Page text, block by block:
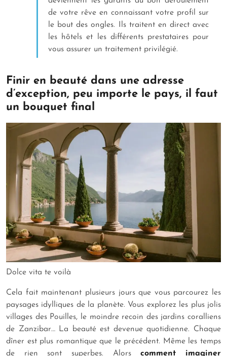
de votre rêve en connaissant votre profil sur
le bout des ongles. Ils traitent en direct avec
les hôtels et les différents prestataires pour
vous assurer un traitement privilégié.
Finir en beauté dans une adresse
d’exception, peu importe le pays, il faut
un bouquet final
Dolce vita te voilà
Cela fait maintenant plusieurs jours que vous parcourez les
paysages idylliques de la planète. Vous explorez les plus jolis
villages des Pouilles, le moindre recoin des jardins coralliens
de Zanzibar… La beauté est devenue quotidienne. Chaque
dîner est plus romantique que le précédent. Même les temps
de rien sont superbes. Alorscomment imaginer